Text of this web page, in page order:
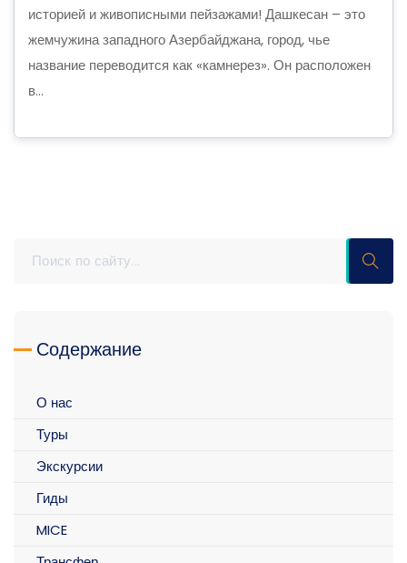
историей и живописными пейзажами! Дашкесан – это
жемчужина западного Азербайджана, город, чье
название переводится как «камнерез». Он расположен
в...
Содержание
О нас
Туры
Экскурсии
Гиды
MICE